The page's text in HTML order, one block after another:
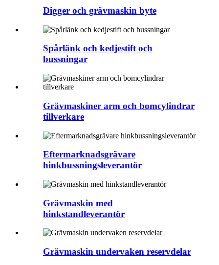
Digger och grävmaskin byte
Spårlänk och kedjestift och
bussningar
Grävmaskiner arm och bomcylindrar
tillverkare
Eftermarknadsgrävare
hinkbussningsleverantör
Grävmaskin med
hinkstandleverantör
Grävmaskin undervaken reservdelar